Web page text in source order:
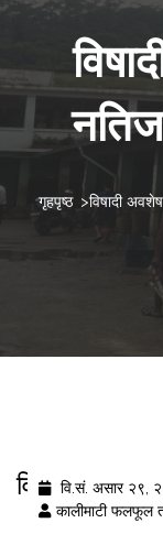
गृहपृष्ठ >विषादी अवशेष
विषादीवि.सं. असार २९,
कालीमाटी फलफूल